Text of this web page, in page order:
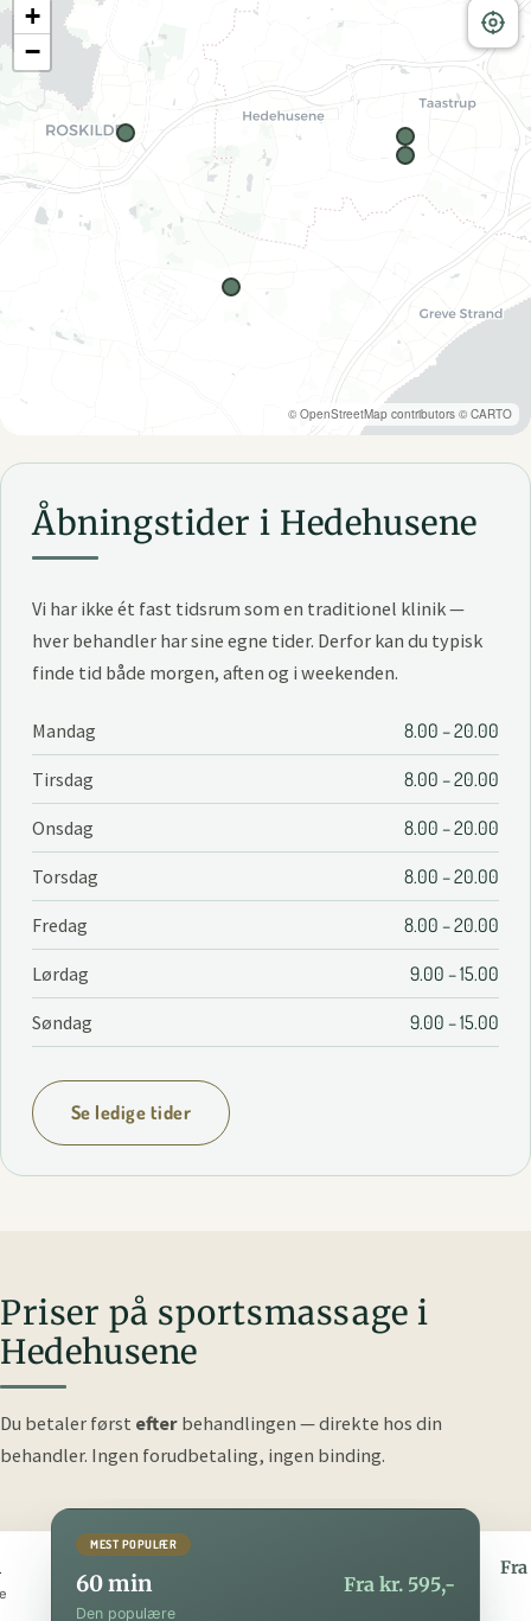
+
−
© OpenStreetMap contributors © CARTO
Åbningstider i Hedehusene
Vi har ikke ét fast tidsrum som en traditionel klinik —
hver behandler har sine egne tider. Derfor kan du typisk
finde tid både morgen, aften og i weekenden.
Mandag 8.00 – 20.00
Tirsdag 8.00 – 20.00
Onsdag 8.00 – 20.00
Torsdag 8.00 – 20.00
Fredag 8.00 – 20.00
Lørdag 9.00 – 15.00
Søndag 9.00 – 15.00
Se ledige tider
Priser på sportsmassage i
Hedehusene
Du betaler først efter behandlingen — direkte hos din
behandler. Ingen forudbetaling, ingen binding.
MEST POPULÆR
60 min Fra kr. 595,-
Den populære
Fra
Den luksuriøse